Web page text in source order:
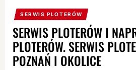
SERWIS PLOTERÓW
SERWIS PLOTERÓW I
PLOTERÓW. SERWIS
POZNAŃ I OKOLICE